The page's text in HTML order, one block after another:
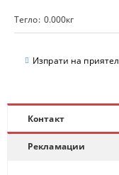
Тегло: 0.000кг
Изпрати на приятел
Контакт
Рекламации